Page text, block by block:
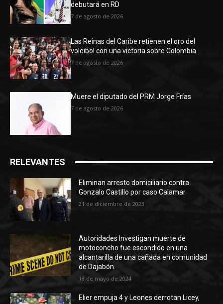
debutará en RD
7 de agosto de 2026
Las Reinas del Caribe retienen el oro del
voleibol con una victoria sobre Colombia
7 de agosto de 2026
Muere el diputado del PRM Jorge Frías
7 de agosto de 2026
RELEVANTES
Eliminan arresto domiciliario contra
Gonzalo Castillo por caso Calamar
21 de diciembre de 2023
Autoridades Investigan muerte de
motoconcho fue escondido en una
alcantarilla de una cañada en comunidad
de Dajabón.
18 de mayo de 2024
Elier empuja 4 y Leones derrotan Licey,